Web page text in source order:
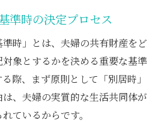
準時の決定プロセス
時」とは、夫婦の共有財産をど
象とするかを決める重要な基準
際、まず原則として「別居時」
、夫婦の実質的な生活共同体が
ているからです。